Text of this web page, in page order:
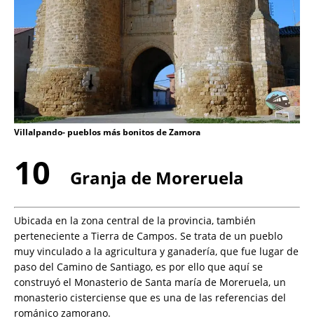
Villalpando- pueblos más bonitos de Zamora
10 Granja de Moreruela
Ubicada en la zona central de la provincia, también
perteneciente a Tierra de Campos. Se trata de un pueblo
muy vinculado a la agricultura y ganadería, que fue lugar de
paso del Camino de Santiago, es por ello que aquí se
construyó el Monasterio de Santa maría de Moreruela, un
monasterio cisterciense que es una de las referencias del
románico zamorano.